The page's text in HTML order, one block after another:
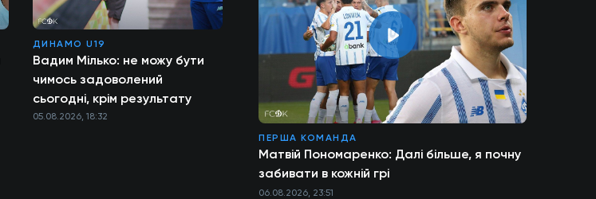
ДИНАМО U19
Вадим Мілько: не можу бути
чимось задоволений
сьогодні, крім результату
05.08.2026, 18:32
ПЕРША КОМАНДА
Матвій Пономаренко: Далі більше, я почну
забивати в кожній грі
06.08.2026, 23:51